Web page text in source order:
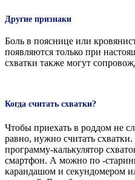
Другие признаки
Боль в пояснице или
появляются только при
схватки также могут
Когда считать схватки?
Чтобы приехать в роддом не
равно, нужно считать
программу-калькулятор
смартфон. А можно по -
карандашом и секундомером